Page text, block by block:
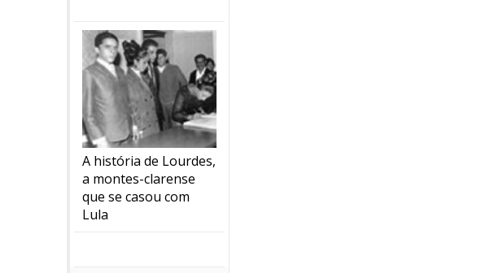
A história de Lourdes,
a montes-clarense
que se casou com
Lula